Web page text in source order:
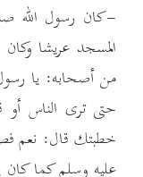
-كان رسول الله
المسجد عريشا
من أصحابه: يا
حتى ترى الناس
خطبتك قال: نعم
عليه وسلم كما